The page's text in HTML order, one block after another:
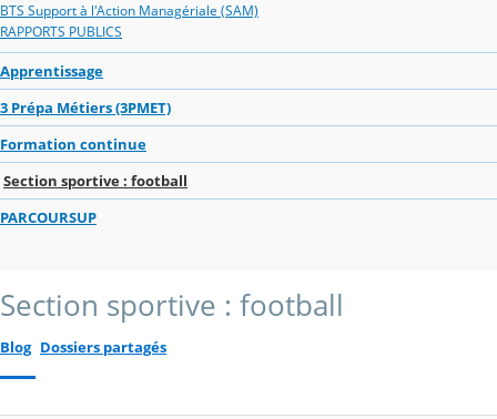
BTS Support à l'Action Managériale (SAM)
RAPPORTS PUBLICS
Apprentissage
3 Prépa Métiers (3PMET)
Formation continue
Section sportive : football
PARCOURSUP
Section sportive : football
Blog Dossiers partagés